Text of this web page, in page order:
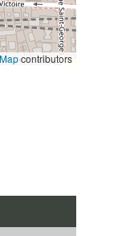
contributors